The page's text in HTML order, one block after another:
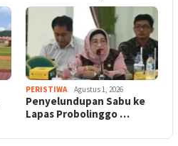
PERISTIWA Agustus 1, 2026
Penyelundupan Sabu ke
Lapas Probolinggo …